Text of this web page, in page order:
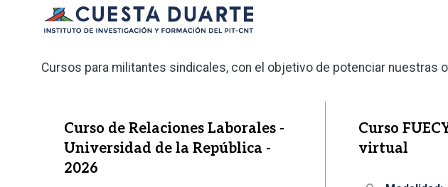
Cursos para militantes sindicales, con el objetivo de potenciar nuestras
Curso de Relaciones Laborales -
Universidad de la República -
2026
Curso
virtual